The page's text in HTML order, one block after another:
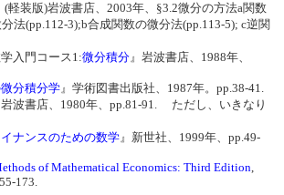
(軽装版)岩波書店、2003年、§3.2微分の方法a関数
法(pp.112-3);b合成関数の微分法(pp.113-5); c逆関
入門コース1:微分積分』岩波書店、1988年、
分積分学』学術図書出版社、1987年。pp.38-41.
波書店、1980年、pp.81-91. ただし、いきなり
ナンスのための数学』新世社、1999年、pp.49-
of Mathematical Economics: Third Edition,
173.